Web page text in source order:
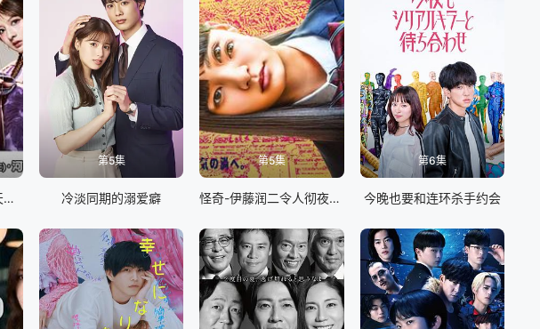
如果不良激战区的四天王转生成了偶像团体
第5集
冷淡同期的溺爱癖
第5集
怪奇-伊藤润二令人彻夜难眠的奇异故事
第6集
今晚也要和连环杀手约会